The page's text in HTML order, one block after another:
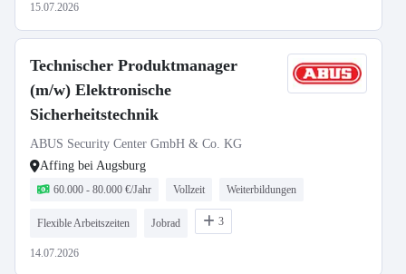
15.07.2026
Technischer Produktmanager
(m/w) Elektronische
Sicherheitstechnik
ABUS Security Center GmbH & Co. KG
Affing bei Augsburg
60.000 - 80.000 €/Jahr Vollzeit Weiterbildungen
Flexible Arbeitszeiten Jobrad 3
14.07.2026